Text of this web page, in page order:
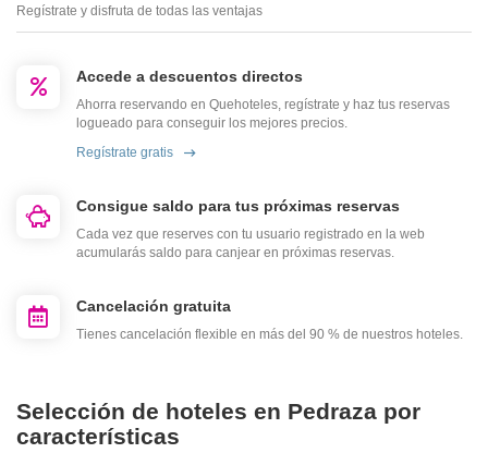
Regístrate y disfruta de todas las ventajas
Accede a descuentos directos
Ahorra reservando en Quehoteles, regístrate y haz tus reservas
logueado para conseguir los mejores precios.
Regístrate gratis
Consigue saldo para tus próximas reservas
Cada vez que reserves con tu usuario registrado en la web
acumularás saldo para canjear en próximas reservas.
Cancelación gratuita
Tienes cancelación flexible en más del 90 % de nuestros hoteles.
Selección de hoteles en Pedraza por
características